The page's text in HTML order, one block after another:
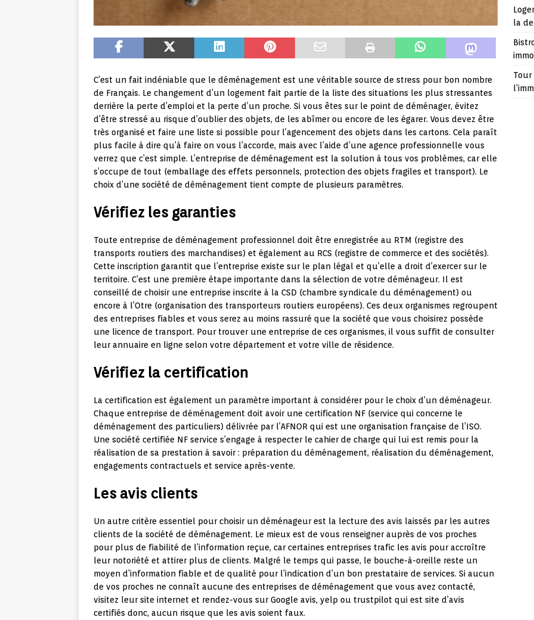
C’est un fait indéniable que le déménagement est une véritable source de stress pour bon nombre
de Français. Le changement d’un logement fait partie de la liste des situations les plus stressantes
derrière la perte d’emploi et la perte d’un proche. Si vous êtes sur le point de déménager, évitez
d’être stressé au risque d’oublier des objets, de les abîmer ou encore de les égarer. Vous devez être
très organisé et faire une liste si possible pour l’agencement des objets dans les cartons. Cela paraît
plus facile à dire qu’à faire on vous l’accorde, mais avec l’aide d’une agence professionnelle vous
verrez que c’est simple. L’entreprise de déménagement est la solution à tous vos problèmes, car elle
s’occupe de tout (emballage des effets personnels, protection des objets fragiles et transport). Le
choix d’une société de déménagement tient compte de plusieurs paramètres.
Vérifiez les garanties
Toute entreprise de déménagement professionnel doit être enregistrée au RTM (registre des
transports routiers des marchandises) et également au RCS (registre de commerce et des sociétés).
Cette inscription garantit que l’entreprise existe sur le plan légal et qu’elle a droit d’exercer sur le
territoire. C’est une première étape importante dans la sélection de votre déménageur. Il est
conseillé de choisir une entreprise inscrite à la CSD (chambre syndicale du déménagement) ou
encore à l’Otre (organisation des transporteurs routiers européens). Ces deux organismes regroupent
des entreprises fiables et vous serez au moins rassuré que la société que vous choisirez possède
une licence de transport. Pour trouver une entreprise de ces organismes, il vous suffit de consulter
leur annuaire en ligne selon votre département et votre ville de résidence.
Vérifiez la certification
La certification est également un paramètre important à considérer pour le choix d’un déménageur.
Chaque entreprise de déménagement doit avoir une certification NF (service qui concerne le
déménagement des particuliers) délivrée par l’AFNOR qui est une organisation française de l’ISO.
Une société certifiée NF service s’engage à respecter le cahier de charge qui lui est remis pour la
réalisation de sa prestation à savoir : préparation du déménagement, réalisation du déménagement,
engagements contractuels et service après-vente.
Les avis clients
Un autre critère essentiel pour choisir un déménageur est la lecture des avis laissés par les autres
clients de la société de déménagement. Le mieux est de vous renseigner auprès de vos proches
pour plus de fiabilité de l’information reçue, car certaines entreprises trafic les avis pour accroître
leur notoriété et attirer plus de clients. Malgré le temps qui passe, le bouche-à-oreille reste un
moyen d’information fiable et de qualité pour l’indication d’un bon prestataire de services. Si aucun
de vos proches ne connaît aucune des entreprises de déménagement que vous avez contacté,
visitez leur site internet et rendez-vous sur Google avis, yelp ou trustpilot qui est site d’avis
certifiés donc, aucun risque que les avis soient faux.
la
Tour